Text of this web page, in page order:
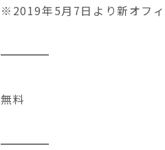
※2019年5月7日より新オフィ
無料